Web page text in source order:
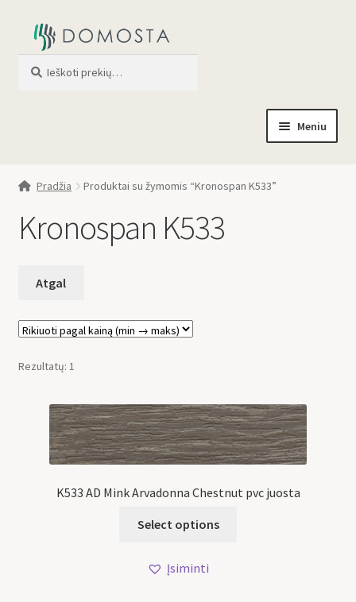
Meniu
Profilis
Pradžia Produktai su žymomis “Kronospan K533”
Kronospan K533
Rezultatų: 1
K533 AD Mink Arvadonna Chestnut pvc juosta
Select options
Įsiminti